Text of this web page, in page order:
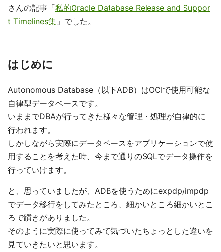
さんの記事「私的Oracle Database Release and Suppor
t Timelines集 」でした。
はじめに
Autonomous Database（以下ADB）はOCIで使用可能な
自律型データベースです。
いままでDBAが行ってきた様々な管理・処理が自律的に
行われます。
しかしながら実際にデータベースをアプリケーションで使
用することを考えた時、今まで通りのSQLでデータ操作を
行っていけます。
と、思っていましたが、ADBを使うためにexpdp/impdp
でデータ移行をしてみたところ、細かいところ細かいとこ
ろで躓きがありました。
そのように実際に使ってみて気づいたちょっとした違いを
見ていきたいと思います。